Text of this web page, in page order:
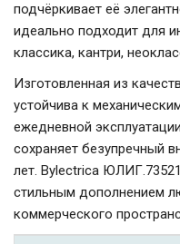
подчёркивает её
идеально подходит для
классика, кантри,
Изготовленная из
устойчива к
ежедневной
сохраняет безупречный
лет. Bylectrica
стильным дополнением
коммерческого